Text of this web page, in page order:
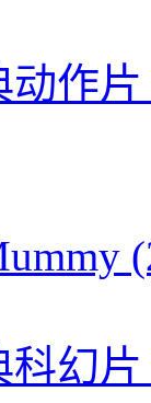
动作
科幻